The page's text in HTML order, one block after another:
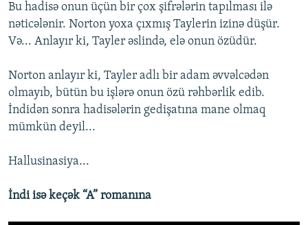
Bu hadisə onun üçün bir çox şifrələrin tapılması ilə
nəticələnir. Norton yoxa çıxmış Taylerin izinə düşür.
Və... Anlayır ki, Tayler əslində, elə onun özüdür.
Norton anlayır ki, Tayler adlı bir adam əvvəlcədən
olmayıb, bütün bu işlərə onun özü rəhbərlik edib.
İndidən sonra hadisələrin gedişatına mane olmaq
mümkün deyil...
Hallusinasiya...
İndi isə keçək “A” romanına